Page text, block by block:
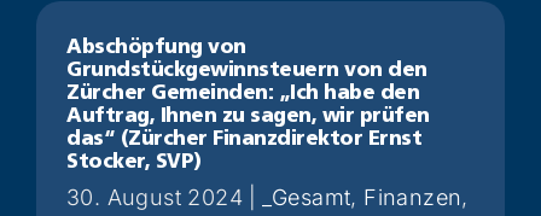
Abschöpfung von
Grundstückgewinnsteuern von den
Zürcher Gemeinden: „Ich habe den
Auftrag, Ihnen zu sagen, wir prüfen
das“ (Zürcher Finanzdirektor Ernst
Stocker, SVP)
30. August 2024 _Gesamt, Finanzen,